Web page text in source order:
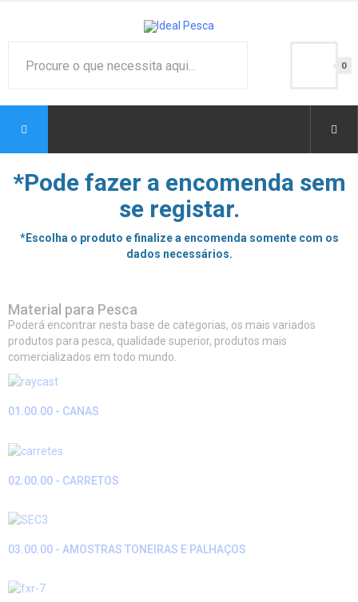
0
*Pode fazer a encomenda sem
se registar.
*Escolha o produto e finalize a encomenda somente com os
dados necessários.
Material para Pesca
Poderá encontrar nesta base de categorias, os mais variados
produtos para pesca, qualidade superior, produtos mais
comercializados em todo mundo.
01.00.00 - CANAS
02.00.00 - CARRETOS
03.00.00 - AMOSTRAS TONEIRAS E PALHAÇOS